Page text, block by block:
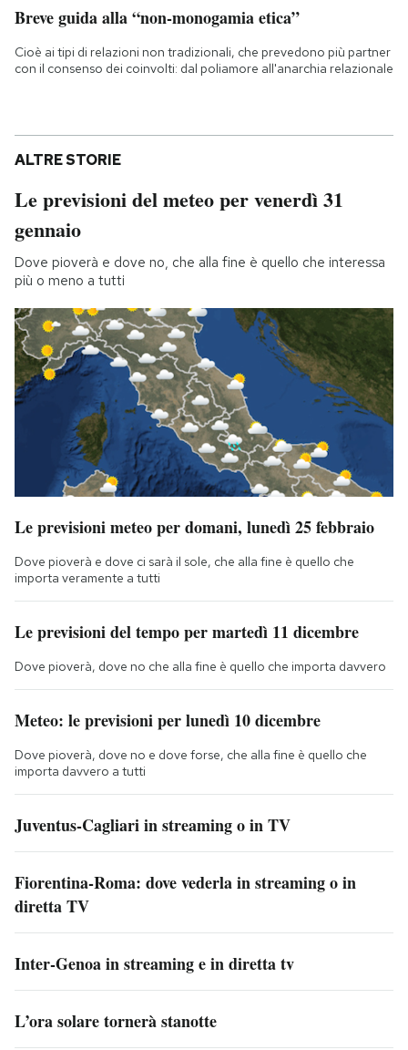
Breve guida alla “non-monogamia etica”
Cioè ai tipi di relazioni non tradizionali, che prevedono più partner
con il consenso dei coinvolti: dal poliamore all'anarchia relazionale
ALTRE STORIE
Le previsioni del meteo per venerdì 31
gennaio
Dove pioverà e dove no, che alla fine è quello che interessa
più o meno a tutti
Le previsioni meteo per domani, lunedì 25 febbraio
Dove pioverà e dove ci sarà il sole, che alla fine è quello che
importa veramente a tutti
Le previsioni del tempo per martedì 11 dicembre
Dove pioverà, dove no che alla fine è quello che importa davvero
Meteo: le previsioni per lunedì 10 dicembre
Dove pioverà, dove no e dove forse, che alla fine è quello che
importa davvero a tutti
Juventus-Cagliari in streaming o in TV
Fiorentina-Roma: dove vederla in streaming o in
diretta TV
Inter-Genoa in streaming e in diretta tv
L’ora solare tornerà stanotte